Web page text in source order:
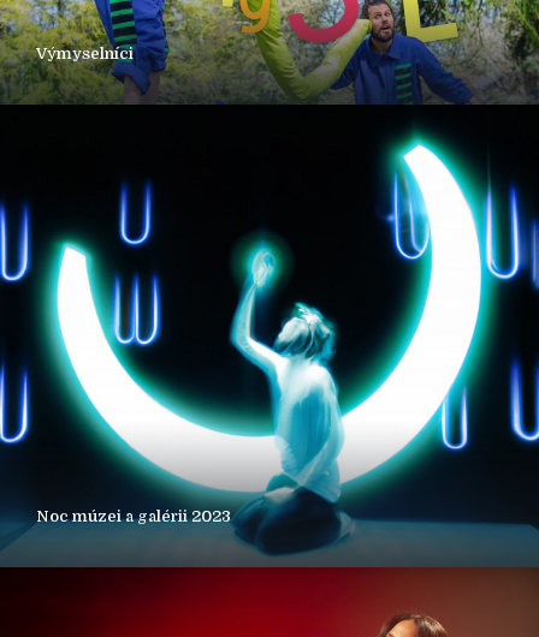
Výmyselníci
Noc múzei a galérii 2023